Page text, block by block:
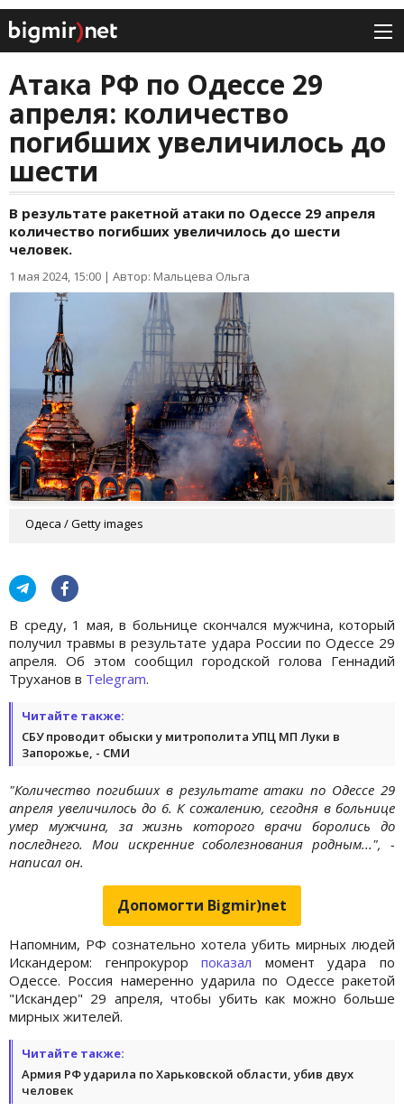
Атака РФ по Одессе 29
апреля: количество
погибших увеличилось до
шести
В результате ракетной атаки по Одессе 29 апреля
количество погибших увеличилось до шести
человек.
1 мая 2024, 15:00 | Автор: Мальцева Ольга
Одеса / Getty images
В среду, 1 мая, в больнице скончался мужчина, который
получил травмы в результате удара России по Одессе 29
апреля. Об этом сообщил городской голова Геннадий
Труханов в Telegram.
Читайте также:
СБУ проводит обыски у митрополита УПЦ МП Луки в
Запорожье, - СМИ
"Количество погибших в результате атаки по Одессе 29
апреля увеличилось до 6. К сожалению, сегодня в больнице
умер мужчина, за жизнь которого врачи боролись до
последнего. Мои искренние соболезнования родным...", -
написал он.
Допомогти Bigmir)net
Напомним, РФ сознательно хотела убить мирных людей
Искандером: генпрокурорпоказал момент удара по
Одессе. Россия намеренно ударила по Одессе ракетой
"Искандер" 29 апреля, чтобы убить как можно больше
мирных жителей.
Читайте также:
Армия РФ ударила по Харьковской области, убив двух
человек